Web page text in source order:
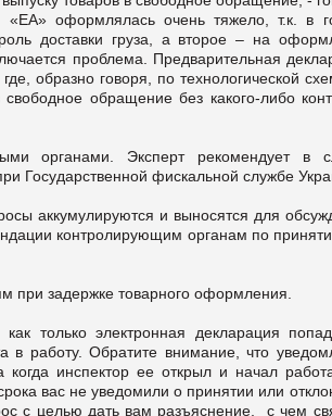
оформлялась очень тяжело, т.к. в
доставки груза, а второе – на
проблема. Предварительная
образно говоря, по технологической
обращение без какого-либо
органами. Эксперт рекомендует в
Государственной фискальной службе
аккумулируются и выносятся для
контролирующим органам по
при задержке товарного оформления.
только электронная декларация
в работу. Обратите внимание, что
инспектор ее открыл и начал
вас не уведомили о принятии или
с целью дать вам разъяснение, с чем